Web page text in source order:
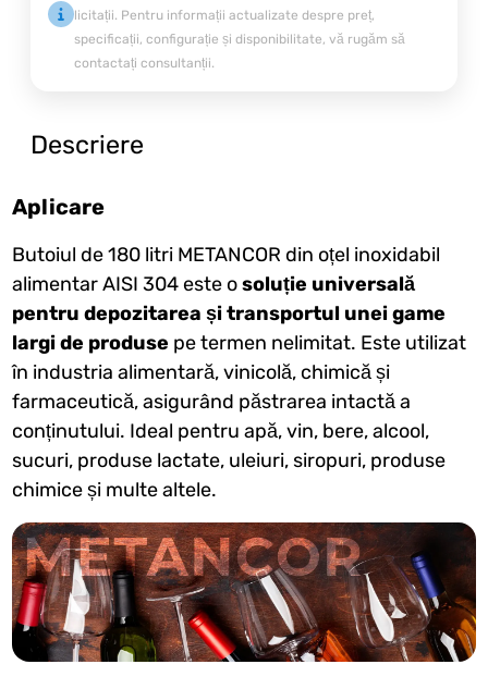
licitații. Pentru informații actualizate despre preț,
specificații, configurație și disponibilitate, vă rugăm să
contactați consultanții.
Descriere
Aplicare
Butoiul de 180 litri METANCOR din oțel inoxidabil
alimentar AISI 304 este osoluție universală
pentru depozitarea și transportul unei game
largi de produse pe termen nelimitat. Este utilizat
în industria alimentară, vinicolă, chimică și
farmaceutică, asigurând păstrarea intactă a
conținutului. Ideal pentru apă, vin, bere, alcool,
sucuri, produse lactate, uleiuri, siropuri, produse
chimice și multe altele.